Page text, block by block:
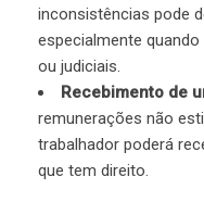
inconsistências pode
especialmente
ou judiciais.
Recebimento de
remunerações não
trabalhador poderá
que tem direito.